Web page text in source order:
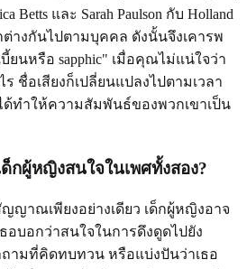
Betts และ Sarah Paulson กับ Holland
ต่างกันไปตามบุคคล ดังนั้นจึงเคารพ
ยนหรือ sapphic" เมื่อคุณไม่แน่ใจว่า
ชื่อเสียงก็เปลี่ยนแปลงไปตามเวลา
ด้ทำให้ความสัมพันธ์ของพวกเขาเป็น
กผู้หญิงสนใจในเพศทั้งสอง?
ญาณเพียงอย่างเดียว เด็กผู้หญิงอาจ
อบอกว่าสนใจในการดึงดูดไปยัง
ามที่คิดทบทวน หรือแบ่งปันว่าเธอ